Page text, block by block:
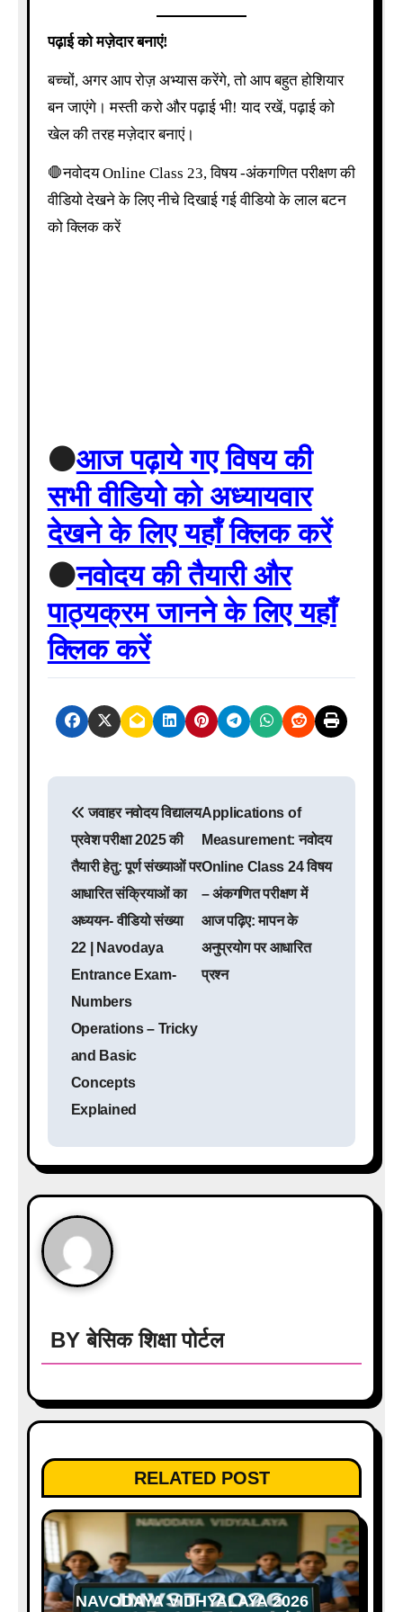
पढ़ाई को मज़ेदार बनाएं!
बच्चों, अगर आप रोज़ अभ्यास करेंगे, तो आप बहुत होशियार
बन जाएंगे। मस्ती करो और पढ़ाई भी! याद रखें, पढ़ाई को
खेल की तरह मज़ेदार बनाएं।
🛑नवोदय Online Class 23, विषय -अंकगणित परीक्षण की
वीडियो देखने के लिए नीचे दिखाई गई वीडियो के लाल बटन
को क्लिक करें
⚫आज पढ़ाये गए विषय की
सभी वीडियो को अध्यायवार
देखने के लिए यहाँ क्लिक करें
⚫नवोदय की तैयारी और
पाठ्यक्रम जानने के लिए यहाँ
क्लिक करें
t
i
o
n
जवाहर नवोदय विद्यालय
प्रवेश परीक्षा 2025 की
तैयारी हेतु: पूर्ण संख्याओं पर
आधारित संक्रियाओं का
अध्ययन- वीडियो संख्या
22 | Navodaya
Entrance Exam-
Numbers
Operations – Tricky
and Basic
Concepts
Explained
Applications of
Measurement: नवोदय
Online Class 24 विषय
– अंकगणित परीक्षण में
आज पढ़िए: मापन के
अनुप्रयोग पर आधारित
प्रश्न
BYबेसिक शिक्षा पोर्टल
RELATED POST
NAVODAYA VIDHYALAYA 2026